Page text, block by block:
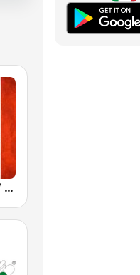
Radio Capital W L'Italia